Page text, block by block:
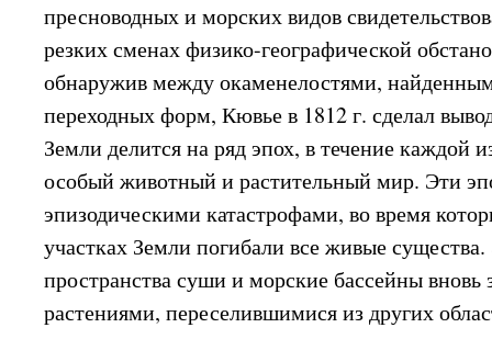
пресноводных и морских видов
резких сменах физико-географической
обнаружив между окаменелостями,
переходных форм, Кювье в 1812 г. сделал
Земли делится на ряд эпох, в течение каждой
особый животный и растительный мир. Эти
эпизодическими катастрофами, во время
участках Земли погибали все живые
пространства суши и морские бассейны
растениями, переселившимися из других